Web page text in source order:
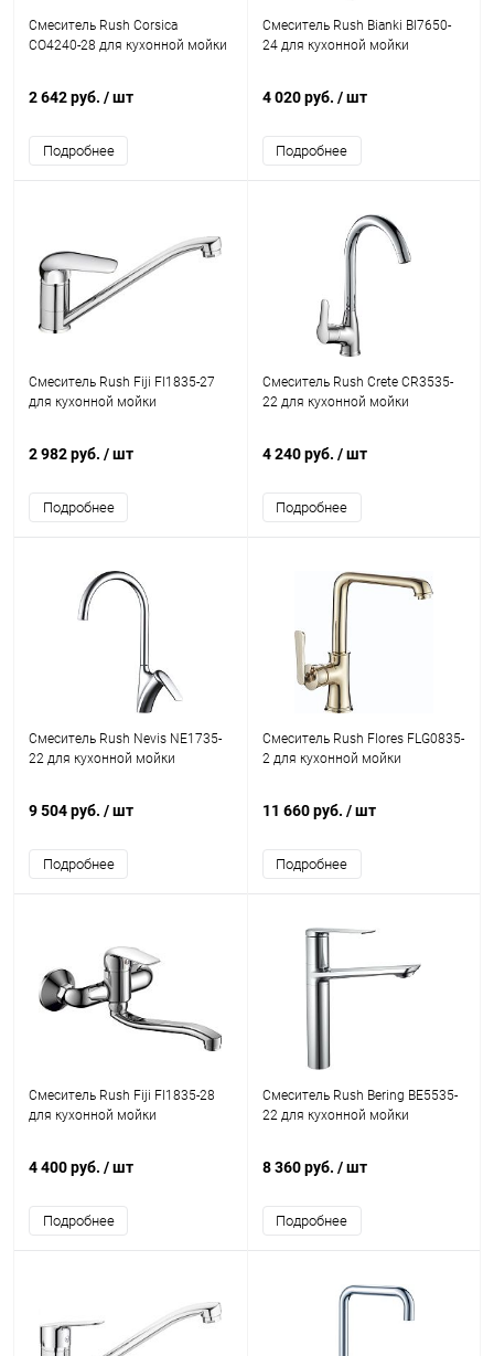
Смеситель Rush Corsica
CO4240-28 для кухонной мойки
2 642 руб. / шт
Подробнее
Смеситель Rush Bianki BI7650-
24 для кухонной мойки
4 020 руб. / шт
Подробнее
Смеситель Rush Fiji FI1835-27
для кухонной мойки
2 982 руб. / шт
Подробнее
Смеситель Rush Crete CR3535-
22 для кухонной мойки
4 240 руб. / шт
Подробнее
Смеситель Rush Nevis NE1735-
22 для кухонной мойки
9 504 руб. / шт
Подробнее
Смеситель Rush Flores FLG0835-
2 для кухонной мойки
11 660 руб. / шт
Подробнее
Смеситель Rush Fiji FI1835-28
для кухонной мойки
4 400 руб. / шт
Подробнее
Смеситель Rush Bering BE5535-
22 для кухонной мойки
8 360 руб. / шт
Подробнее